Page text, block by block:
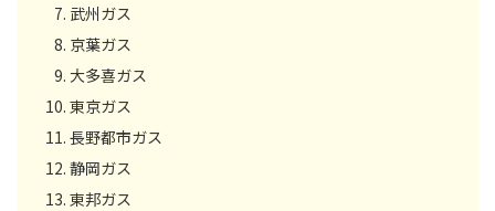
武州ガス
京葉ガス
大多喜ガス
東京ガス
長野都市ガス
静岡ガス
東邦ガス